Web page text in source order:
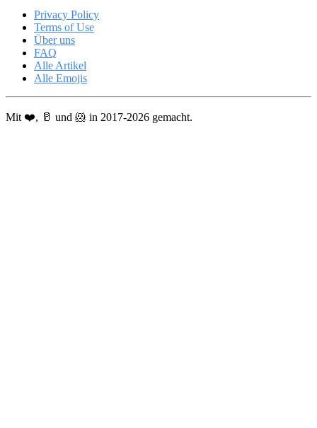
Privacy Policy
Terms of Use
Über uns
FAQ
Alle Artikel
Alle Emojis
Mit ❤️, 🥛 und 🐹 in 2017-2026 gemacht.